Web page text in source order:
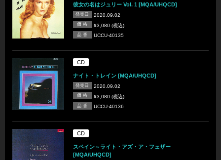
彼女の名はジュリー Vol. 1 [MQA/UHQCD]
発売日 2020.09.02
価 格 ¥3,080 (税込)
品 番 UCCU-40135
CD
ナイト・トレイン [MQA/UHQCD]
発売日 2020.09.02
価 格 ¥3,080 (税込)
品 番 UCCU-40136
CD
スペイン～ライト・アズ・ア・フェザー
[MQA/UHQCD]